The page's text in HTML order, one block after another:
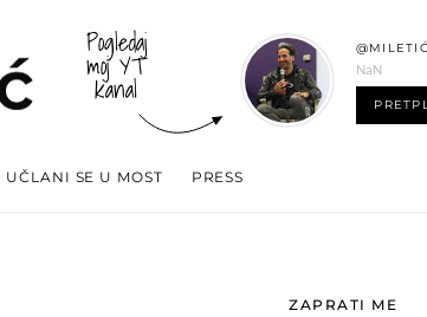
Pogledaj
moj YT
kanal
NaN
UČLANI SE U MOST PRESS
ZAPRATI ME